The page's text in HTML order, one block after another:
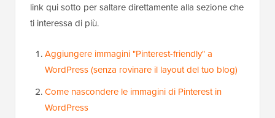
link qui sotto per saltare direttamente alla sezione che
ti interessa di più.
Aggiungere immagini "Pinterest-friendly" a
WordPress (senza rovinare il layout del tuo blog)
Come nascondere le immagini di Pinterest in
WordPress